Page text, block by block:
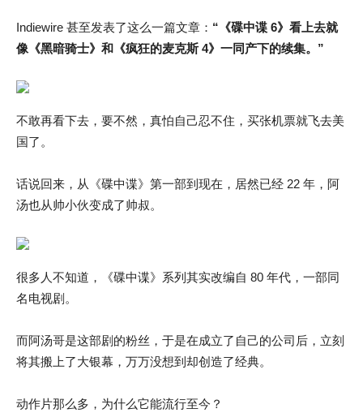
Indiewire 甚至发表了这么一篇文章： “《碟中谍 6》看上去就
像《黑暗骑士》和《疯狂的麦克斯 4》一同产下的续集。”
不敢再看下去，要不然，真怕自己忍不住，买张机票就飞去美
国了。
话说回来，从《碟中谍》第一部到现在，居然已经 22 年，阿
汤也从帅小伙变成了帅叔。
很多人不知道，《碟中谍》系列其实改编自 80 年代，一部同
名电视剧。
而阿汤哥是这部剧的粉丝，于是在成立了自己的公司后，立刻
将其搬上了大银幕，万万没想到却创造了经典。
动作片那么多，为什么它能流行至今？